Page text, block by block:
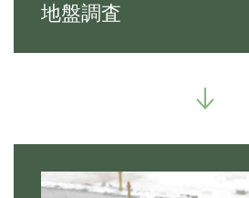
地盤調査